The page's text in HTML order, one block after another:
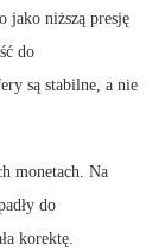
jako niższą presję
do
są stabilne, a nie
monetach. Na
do
korektę.